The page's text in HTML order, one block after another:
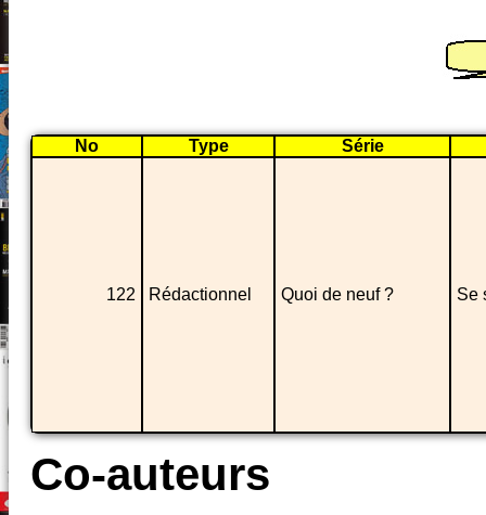
No Type Série
122 Rédactionnel Quoi de neuf ? Se
Co-auteurs